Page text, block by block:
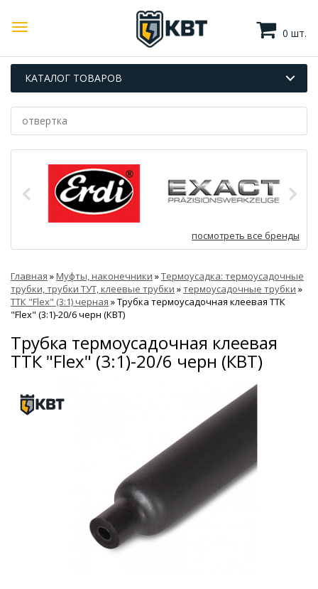
0 шт.
КАТАЛОГ ТОВАРОВ
посмотреть все бренды
Главная »Муфты, наконечники »Термоусадка: термоусадочные
трубки, трубки ТУТ, клеевые трубки »термоусадочные трубки »
ТТК "Flex" (3:1) черная »Трубка термоусадочная клеевая ТТК
"Flex" (3:1)-20/6 черн (КВТ)
Трубка термоусадочная клеевая
ТТК "Flex" (3:1)-20/6 черн (КВТ)